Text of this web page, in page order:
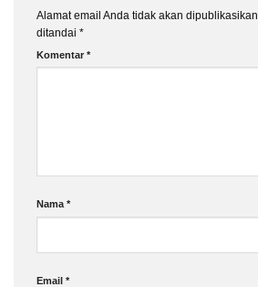
Alamat email Anda tidak akan dipublikasikan.
ditandai *
Komentar *
Nama *
Email *